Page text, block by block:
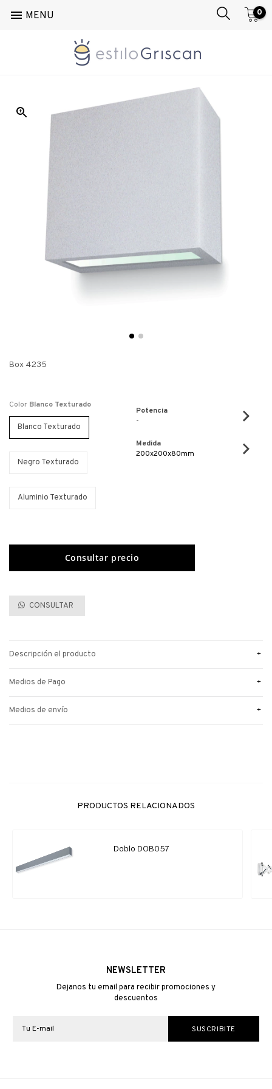
 MENU 0
Aplique / Box 4235
Box 4235
Color Blanco Texturado
Blanco Texturado
Negro Texturado
Aluminio Texturado
Potencia
-
Medida
200x200x80mm
CONSULTAR
+
Descripción el producto
+
Medios de Pago
+
Medios de envío
PRODUCTOS RELACIONADOS
Doblo DOB057
NEWSLETTER
Dejanos tu email para recibir promociones y
descuentos